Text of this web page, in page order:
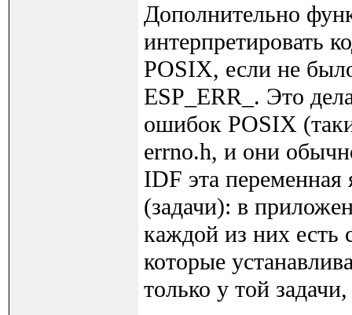
Дополнительно
интерпретировать
POSIX, если не
ESP_ERR_. Это
ошибок POSIX
errno.h, и они
IDF эта переменная
(задачи): в
каждой из них есть
которые
только у той